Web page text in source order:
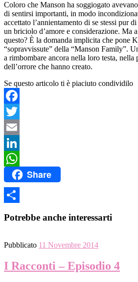
Coloro che Manson ha soggiogato
di sentirsi importanti, in modo
accettato l’annientamento di se stessi pur
un briciolo d’amore e considerazione. Ma
questo? È la domanda implicita che pone
“sopravvissute” della “Manson Family”.
a rimbombare ancora nella loro testa, nella
dell’orrore che hanno creato.
Se questo articolo ti è piaciuto condividilo
Facebook
Twitter
Email
LinkedIn
WhatsAppShare
Potrebbe anche interessarti
Pubblicato 11 Novembre 2014
I Racconti – Episodio 4